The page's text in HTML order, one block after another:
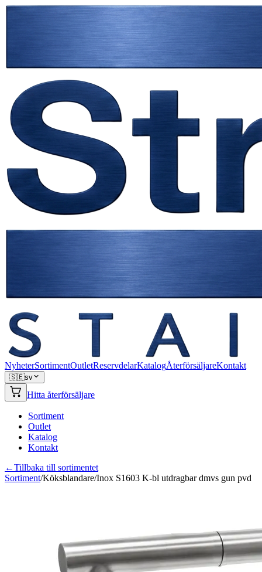
NyheterSortimentOutletReservdelarKatalogÅterförsäljareKontakt
🇸🇪sv
Hitta återförsäljare
Sortiment
Outlet
Katalog
Kontakt
←Tillbaka till sortimentet
Sortiment/Köksblandare/Inox S1603 K-bl utdragbar dmvs gun pvd